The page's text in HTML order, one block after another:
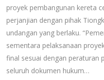
proyek pembangunan kereta
perjanjian dengan pihak
undangan yang berlaku.
sementara pelaksanaan
final sesuai dengan peraturan
seluruh dokumen hukum…